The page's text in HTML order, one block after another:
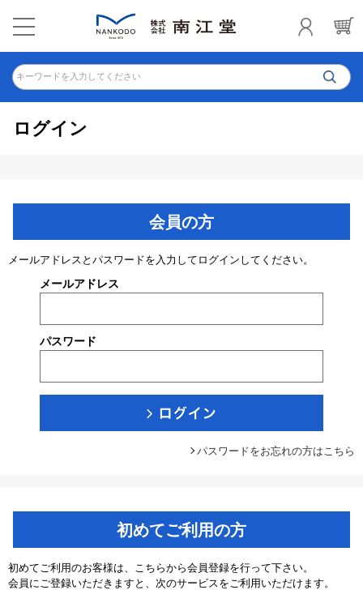
キーワードを入力してください
ログイン
会員の方
メールアドレスとパスワードを入力してログインしてください。
メールアドレス
パスワード
パスワードをお忘れの方はこちら
初めてご利用の方
初めてご利用のお客様は、こちらから会員登録を行って下さい。
会員にご登録いただきますと、次のサービスをご利用いただけます。